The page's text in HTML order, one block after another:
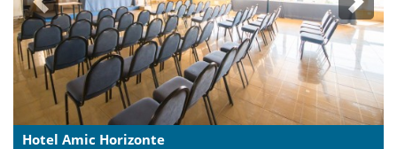
Previous Next
Hotel Amic Horizonte